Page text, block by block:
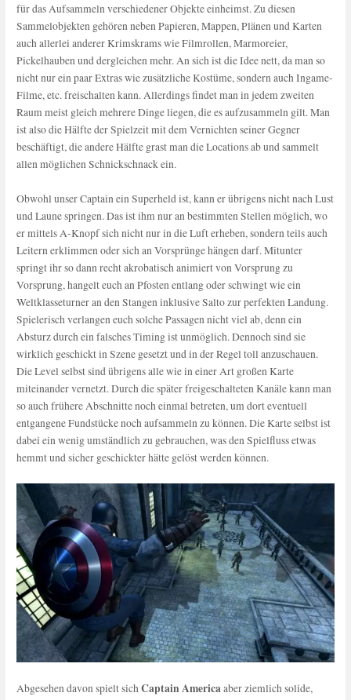
für das Aufsammeln verschiedener Objekte einheimst. Zu diesen
Sammelobjekten gehören neben Papieren, Mappen, Plänen und Karten
auch allerlei anderer Krimskrams wie Filmrollen, Marmoreier,
Pickelhauben und dergleichen mehr. An sich ist die Idee nett, da man so
nicht nur ein paar Extras wie zusätzliche Kostüme, sondern auch Ingame-
Filme, etc. freischalten kann. Allerdings findet man in jedem zweiten
Raum meist gleich mehrere Dinge liegen, die es aufzusammeln gilt. Man
ist also die Hälfte der Spielzeit mit dem Vernichten seiner Gegner
beschäftigt, die andere Hälfte grast man die Locations ab und sammelt
allen möglichen Schnickschnack ein.
Obwohl unser Captain ein Superheld ist, kann er übrigens nicht nach Lust
und Laune springen. Das ist ihm nur an bestimmten Stellen möglich, wo
er mittels A-Knopf sich nicht nur in die Luft erheben, sondern teils auch
Leitern erklimmen oder sich an Vorsprünge hängen darf. Mitunter
springt ihr so dann recht akrobatisch animiert von Vorsprung zu
Vorsprung, hangelt euch an Pfosten entlang oder schwingt wie ein
Weltklasseturner an den Stangen inklusive Salto zur perfekten Landung.
Spielerisch verlangen euch solche Passagen nicht viel ab, denn ein
Absturz durch ein falsches Timing ist unmöglich. Dennoch sind sie
wirklich geschickt in Szene gesetzt und in der Regel toll anzuschauen.
Die Level selbst sind übrigens alle wie in einer Art großen Karte
miteinander vernetzt. Durch die später freigeschalteten Kanäle kann man
so auch frühere Abschnitte noch einmal betreten, um dort eventuell
entgangene Fundstücke noch aufsammeln zu können. Die Karte selbst ist
dabei ein wenig umständlich zu gebrauchen, was den Spielfluss etwas
hemmt und sicher geschickter hätte gelöst werden können.
Abgesehen davon spielt sichCaptain Americaaber ziemlich solide,